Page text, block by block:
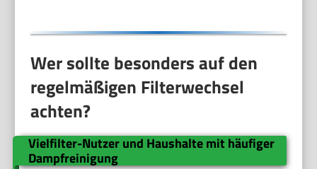
Wer sollte besonders auf den
regelmäßigen Filterwechsel
achten?
Vielfilter-Nutzer und Haushalte mit häufiger
Dampfreinigung